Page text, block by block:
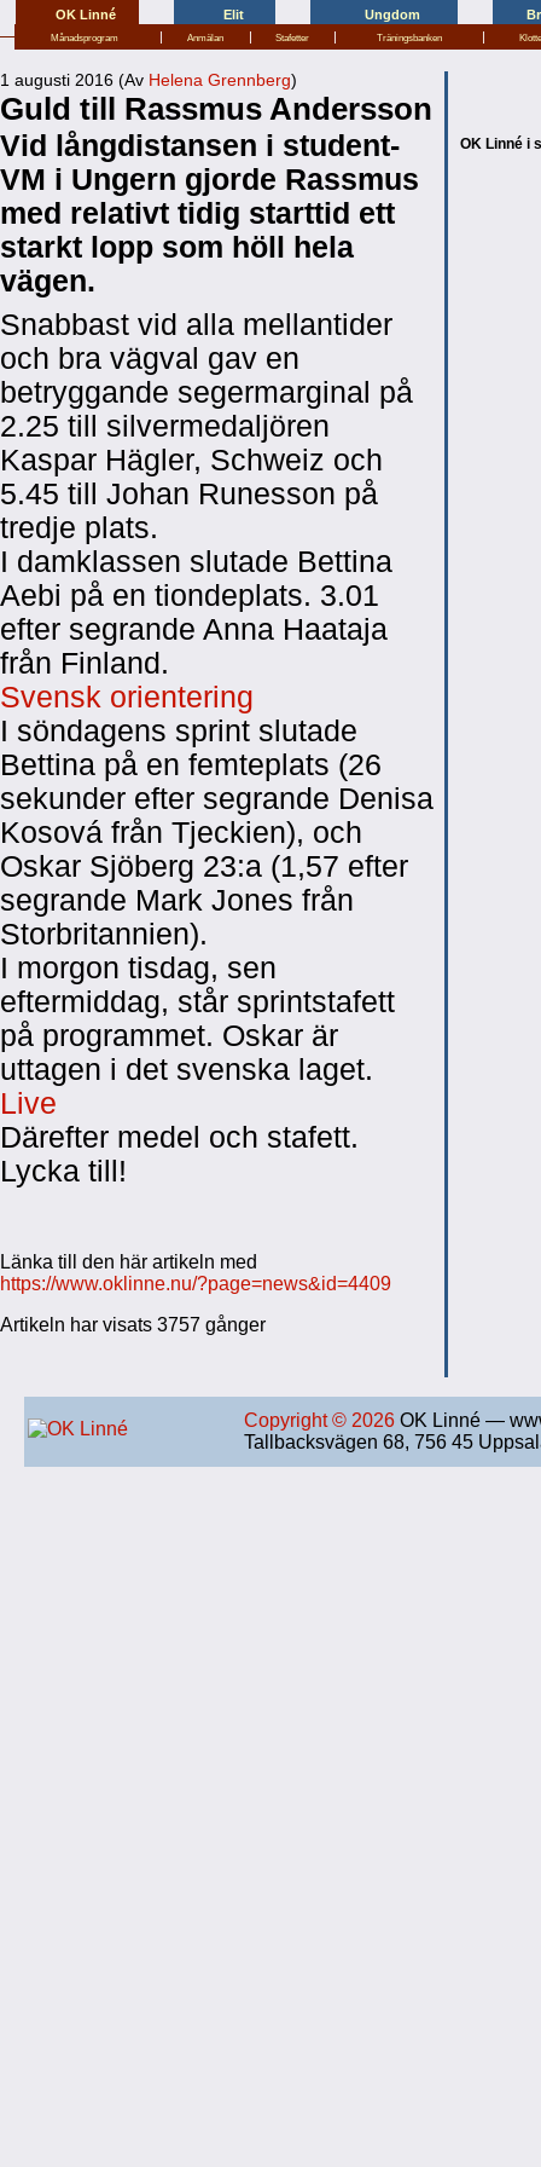
OK Linné Elit Ungdom
Månadsprogram | Anmälan | Stafetter | Träningsbanken |
1 augusti 2016 (Av Helena Grennberg)
Guld till Rassmus Andersson
Vid långdistansen i student-
VM i Ungern gjorde Rassmus
med relativt tidig starttid ett
starkt lopp som höll hela
vägen.
Snabbast vid alla mellantider
och bra vägval gav en
betryggande segermarginal på
2.25 till silvermedaljören
Kaspar Hägler, Schweiz och
5.45 till Johan Runesson på
tredje plats.
I damklassen slutade Bettina
Aebi på en tiondeplats. 3.01
efter segrande Anna Haataja
från Finland.
Svensk orientering
I söndagens sprint slutade
Bettina på en femteplats (26
sekunder efter segrande Denisa
Kosová från Tjeckien), och
Oskar Sjöberg 23:a (1,57 efter
segrande Mark Jones från
Storbritannien).
I morgon tisdag, sen
eftermiddag, står sprintstafett
på programmet. Oskar är
uttagen i det svenska laget.
Live
Därefter medel och stafett.
Lycka till!
Länka till den här artikeln med
https://www.oklinne.nu/?page=news&id=4409
Artikeln har visats 3757 gånger
OK Linné i
Copyright © 2026 OK Linné —
Tallbacksvägen 68, 756 45